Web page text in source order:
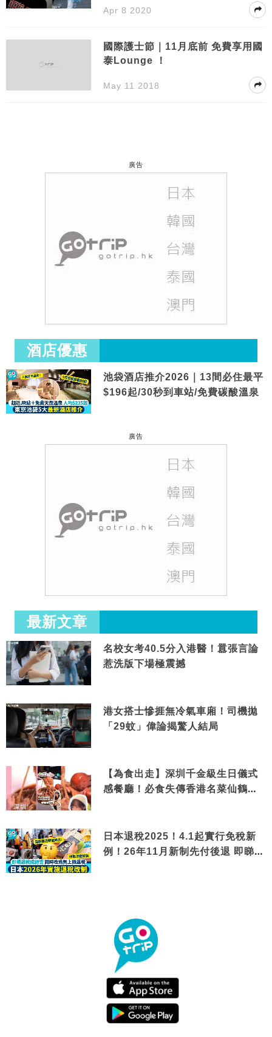
Apr 8 2020
國際護士節｜11月底前 免費享用國
泰Lounge ！
May 11 2018
廣告
酒店優惠
池袋酒店推介2026｜13間必住最平
$196起/30秒到車站/免費碳酸溫泉
廣告
最新文章
名校女考40.5分入港醫！囂張言論
惹洗版下場極震撼
港女搭士慘捱無冷氣車廂！司機拋
「29蚊」偉論揭驚人結局
【為食出走】深圳千金級生日儀式
感餐廳！必食失傳香港名菜仙鶴神
日本退稅2025！4.1起實行免稅新
例！26年11月新制先付後退 即睇步